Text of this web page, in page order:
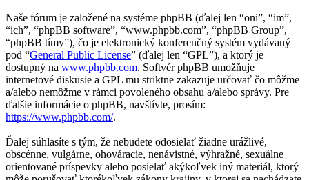
Naše fórum je založené na systéme phpBB (ďalej len “oni”, “im”,
“ich”, “phpBB software”, “www.phpbb.com”, “phpBB Group”,
“phpBB tímy”), čo je elektronický konferenčný systém vydávaný
pod “General Public License” (ďalej len “GPL”), a ktorý je
dostupný na www.phpbb.com. Softvér phpBB umožňuje
internetové diskusie a GPL mu striktne zakazuje určovať čo môžme
a/alebo nemôžme v rámci povoleného obsahu a/alebo správy. Pre
ďalšie informácie o phpBB, navštívte, prosím:
https://www.phpbb.com/.
Ďalej súhlasíte s tým, že nebudete odosielať žiadne urážlivé,
obscénne, vulgárne, ohováracie, nenávistné, výhražné, sexuálne
orientované príspevky alebo posielať akýkoľvek iný materiál, ktorý